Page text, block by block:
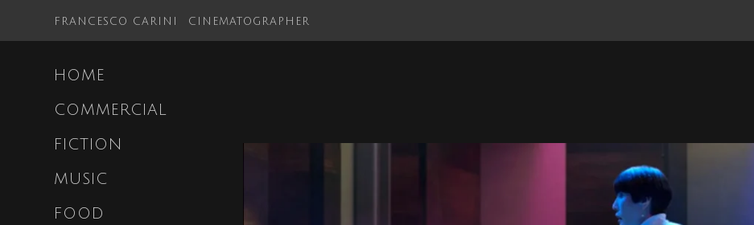
HOME
COMMERCIAL
FICTION
MUSIC
FOOD
FRANCESCO CARINI CINEMATOGRAPHER